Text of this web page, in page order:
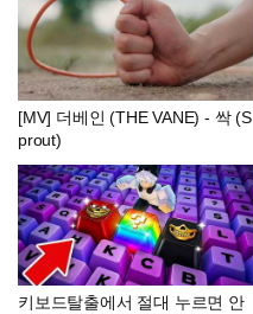
[MV] 더베인 (THE VANE) - 싹 (S
prout)
키보드탈출에서 절대 누르면 안